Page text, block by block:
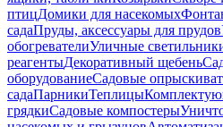
птицДомики для насекомых
садаПруды, аксессуары для прудов
обогревателиУличные
реагентыДекоративный щебень
оборудованиеСадовые
садаПарникиТеплицы
грядкиСадовые компостеры